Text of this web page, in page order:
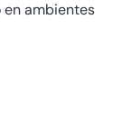
ambientes